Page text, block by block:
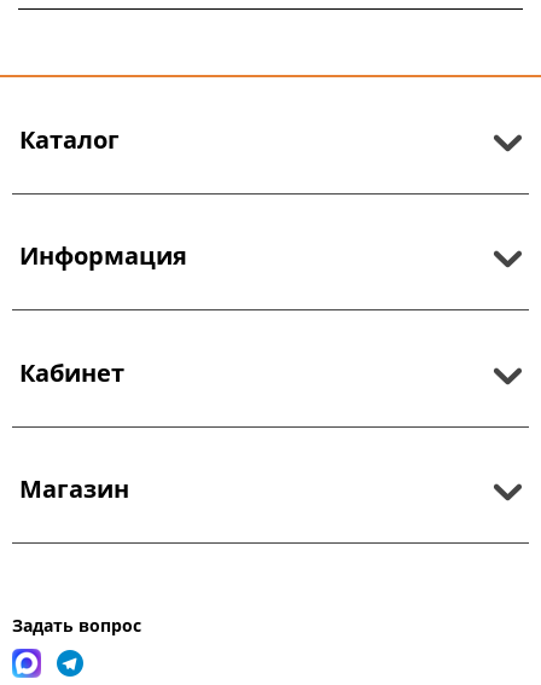
Каталог
Информация
Кабинет
Магазин
Задать вопрос